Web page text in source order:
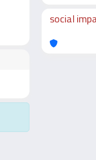
social